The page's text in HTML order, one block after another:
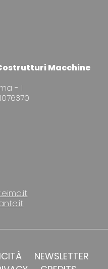
Macchine
- I
NEWSLETTER